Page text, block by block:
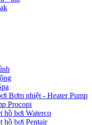
Bơm nhiệt - Heater Pump
Procopi
hồ bơi Waterco
hồ bơi Pentair